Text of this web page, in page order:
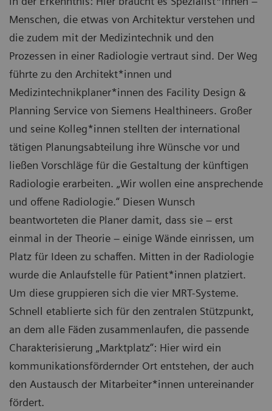
Menschen, die etwas von Architektur verstehen und
die zudem mit der Medizintechnik und den
Prozessen in einer Radiologie vertraut sind. Der Weg
führte zu den Architekt*innen und
Medizintechnikplaner*innen des Facility Design &
Planning Service von Siemens Healthineers. Großer
und seine Kolleg*innen stellten der international
tätigen Planungsabteilung ihre Wünsche vor und
ließen Vorschläge für die Gestaltung der künftigen
Radiologie erarbeiten. „Wir wollen eine ansprechende
und offene Radiologie.“ Diesen Wunsch
beantworteten die Planer damit, dass sie – erst
einmal in der Theorie – einige Wände einrissen, um
Platz für Ideen zu schaffen. Mitten in der Radiologie
wurde die Anlaufstelle für Patient*innen platziert.
Um diese gruppieren sich die vier MRT-Systeme.
Schnell etablierte sich für den zentralen Stützpunkt,
an dem alle Fäden zusammenlaufen, die passende
Charakterisierung „Marktplatz“: Hier wird ein
kommunikationsfördernder Ort entstehen, der auch
den Austausch der Mitarbeiter*innen untereinander
fördert.